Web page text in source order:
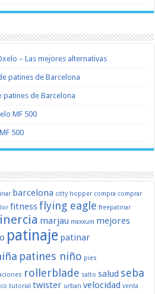
– Las mejores alternativas
patines de Barcelona
patines de Barcelona
MF 500
500
barcelona citty hopper compra comprar
fitnessflying eagle freepatinar
inercia marjau maxxum mejores
patinaje patinar
patines niño pies
rollerblade salto salud seba
tutorial twister urban velocidad venta